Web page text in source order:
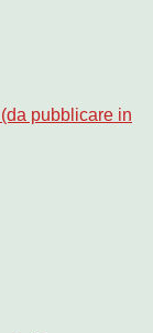
pubblicare in